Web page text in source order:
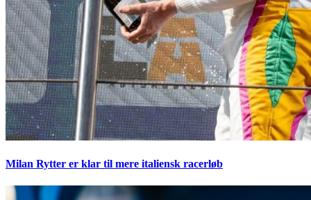
Milan Rytter er klar til mere italiensk racerløb